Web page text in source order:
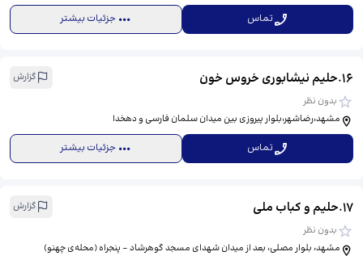
تماس جزئیات بیشتر
16
.حلیم نیشابوری خروس خون
گزارش
بدون نظر
مشهد،رضاشهر،بلوار پیروزی بین میدان سلمان فارسی و دهخدا
تماس جزئیات بیشتر
17
.حلیم و کباب ملی
گزارش
بدون نظر
مشهد، بلوار مصلی، بعد از میدان شهدای مسجد گوهرشاد - پنجراه (محله‌ی چهنو)